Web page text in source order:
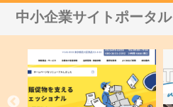
中小企業サイトポータル